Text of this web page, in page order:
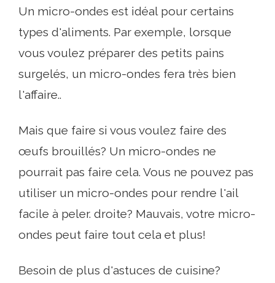
Un micro-ondes est idéal pour certains
types d'aliments. Par exemple, lorsque
vous voulez préparer des petits pains
surgelés, un micro-ondes fera très bien
l'affaire..
Mais que faire si vous voulez faire des
œufs brouillés? Un micro-ondes ne
pourrait pas faire cela. Vous ne pouvez pas
utiliser un micro-ondes pour rendre l'ail
facile à peler. droite? Mauvais, votre micro-
ondes peut faire tout cela et plus!
Besoin de plus d'astuces de cuisine?